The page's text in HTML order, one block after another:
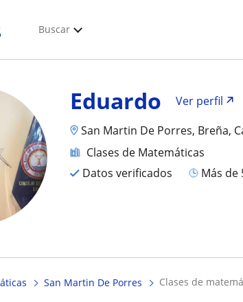
Buscar
Eduardo
Ver perfil
San Martin De Porres, Breña,
Clases de Matemáticas
Datos verificados
más
San Martin De Porres clases de